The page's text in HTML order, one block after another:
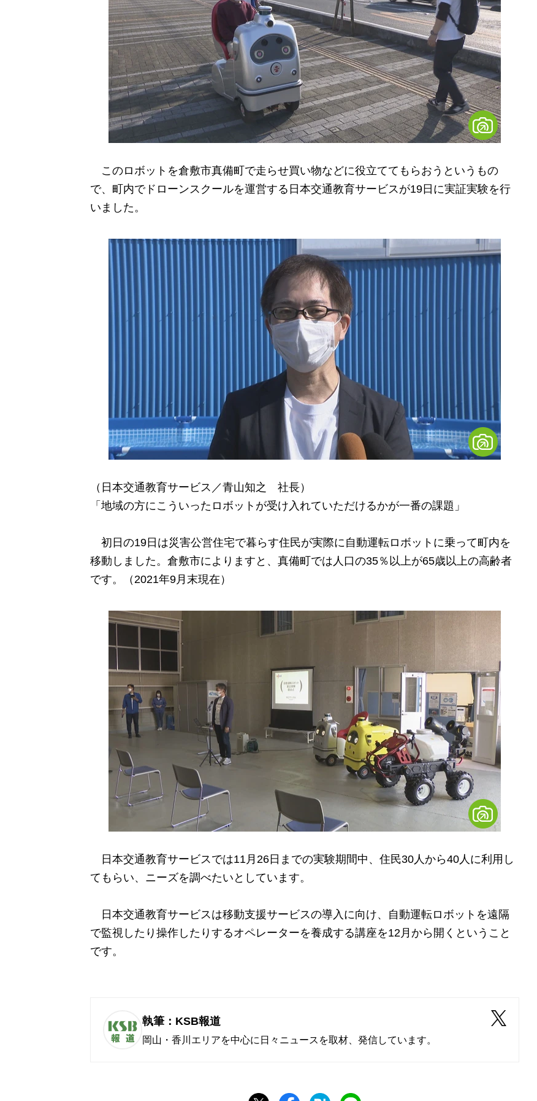
このロボットを倉敷市真備町で走らせ買い物などに役立ててもらおうというもの
で、町内でドローンスクールを運営する日本交通教育サービスが19日に実証実験を行
いました。
（日本交通教育サービス／青山知之 社長）
「地域の方にこういったロボットが受け入れていただけるかが一番の課題」
初日の19日は災害公営住宅で暮らす住民が実際に自動運転ロボットに乗って町内を
移動しました。倉敷市によりますと、真備町では人口の35％以上が65歳以上の高齢者
です。（2021年9月末現在）
日本交通教育サービスでは11月26日までの実験期間中、住民30人から40人に利用し
てもらい、ニーズを調べたいとしています。
日本交通教育サービスは移動支援サービスの導入に向け、自動運転ロボットを遠隔
で監視したり操作したりするオペレーターを養成する講座を12月から開くということ
です。
執筆：KSB報道
岡山・香川エリアを中心に日々ニュースを取材、発信しています。